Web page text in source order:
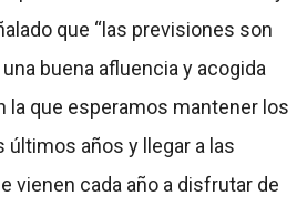
que “las previsiones son
buena afluencia y acogida
la que esperamos mantener los
últimos años y llegar a las
vienen cada año a disfrutar de